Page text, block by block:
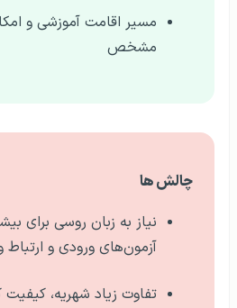
مسیر اقامت آموزشی و
مشخص
چالش‌ ها
نیاز به زبان روسی برای
آزمون‌های ورودی و ارتباط
تفاوت زیاد شهریه، کیفیت